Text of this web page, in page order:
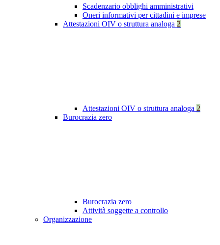
Scadenzario obblighi amministrativi
Oneri informativi per cittadini e imprese
Attestazioni OIV o struttura analoga 2
Attestazioni OIV o struttura analoga 2
Burocrazia zero
Burocrazia zero
Attività soggette a controllo
Organizzazione